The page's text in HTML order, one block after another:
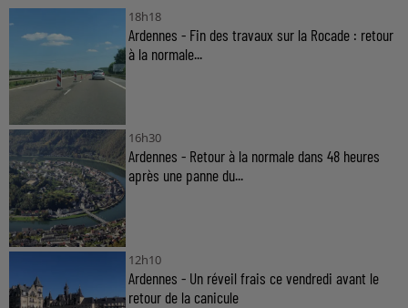
18h18
Ardennes - Fin des travaux sur la Rocade : retour
à la normale...
16h30
Ardennes - Retour à la normale dans 48 heures
après une panne du...
12h10
Ardennes - Un réveil frais ce vendredi avant le
retour de la canicule